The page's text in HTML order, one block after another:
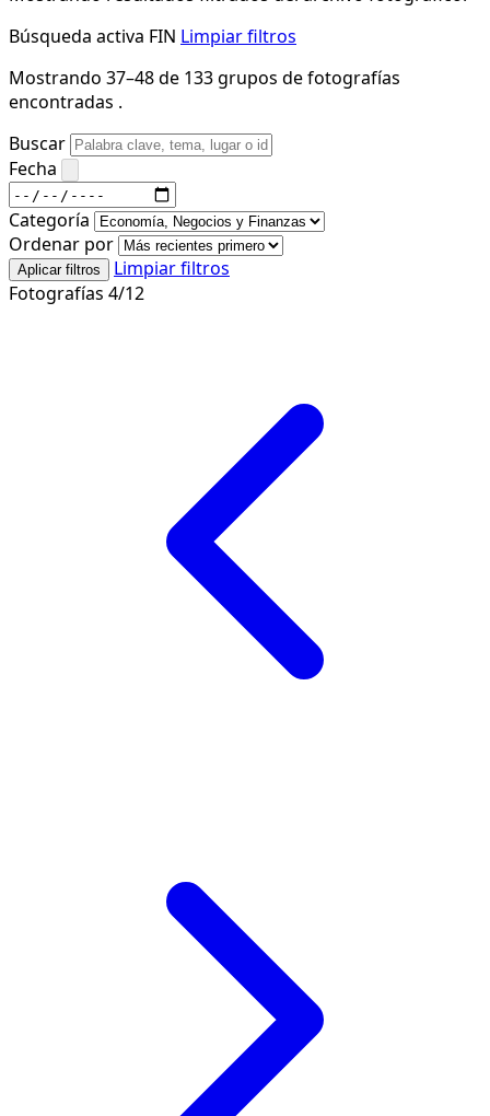
Búsqueda activa FIN Limpiar filtros
Mostrando 37–48 de 133 grupos de fotografías
encontradas .
Buscar
Fecha
Categoría
Ordenar por
Aplicar filtros
Limpiar filtros
Fotografías 4/12